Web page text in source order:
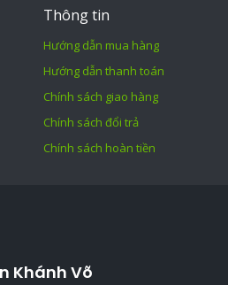
Thông tin
Hướng dẫn mua hàng
Hướng dẫn thanh toán
Chính sách giao hàng
Chính sách đổi trả
Chính sách hoàn tiền
Khánh Võ